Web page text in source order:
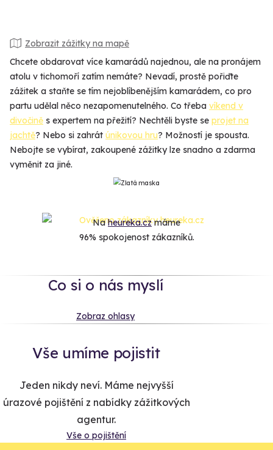
Zobrazit zážitky na mapě
Chcete obdarovat více kamarádů najednou, ale na pronájem
atolu v tichomoří zatím nemáte? Nevadí, prostě pořiďte
zážitek a staňte se tím nejoblíbenějším kamarádem, co pro
partu udělal něco nezapomenutelného. Co třeba víkend v
divočině s expertem na přežití? Nechtěli byste se projet na
jachtě? Nebo si zahrát únikovou hru? Možností je spousta.
Nebojte se vybírat, zakoupené zážitky lze snadno a zdarma
vyměnit za jiné.
Naheureka.czmáme
96% spokojenost zákazníků.
Co si o nás myslí
Zobraz ohlasy
Vše umíme pojistit
Jeden nikdy neví. Máme nejvyšší
úrazové pojištění z nabídky zážitkových
agentur.
Vše o pojištění